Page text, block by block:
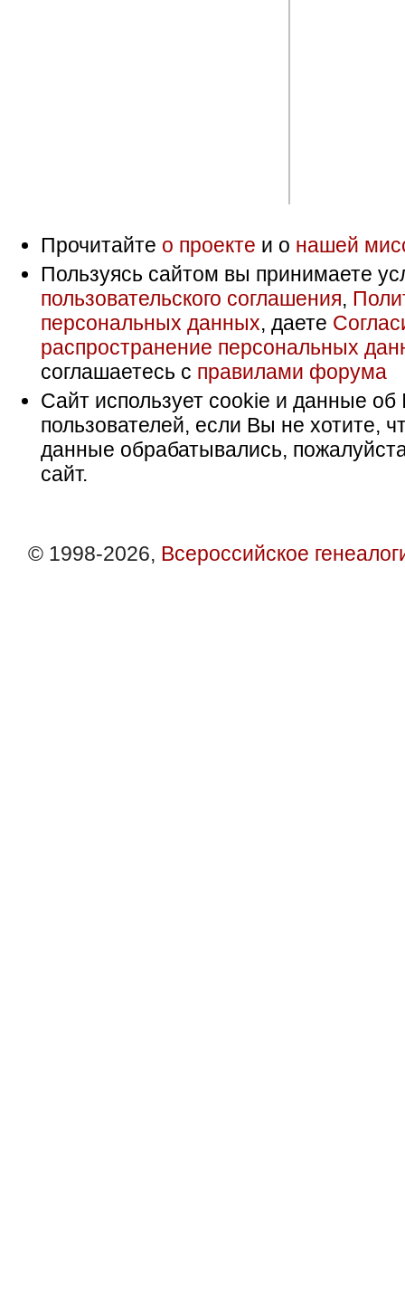
Прочитайте о проекте и о нашей
Пользуясь сайтом вы принимаете
пользовательского соглашения,
персональных данных, даете
распространение персональных
соглашаетесь с правилами форума
Сайт использует cookie и данные об
пользователей, если Вы не хотите,
данные обрабатывались,
сайт.
© 1998-2026, Всероссийское